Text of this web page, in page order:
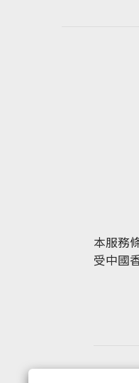
本服務
受中國